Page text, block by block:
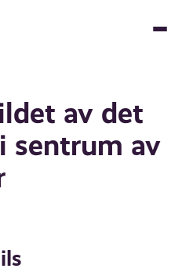
av det
sentrum av